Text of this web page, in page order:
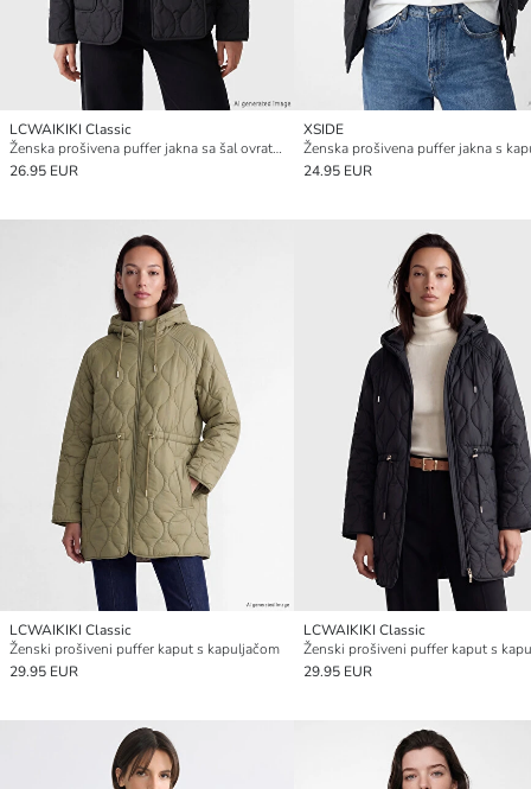
LCWAIKIKI Classic
Ženska prošivena puffer jakna sa šal ovratnikom
26.95 EUR
XSIDE
Ženska prošivena puffer jakna s
24.95 EUR
LCWAIKIKI Classic
Ženski prošiveni puffer kaput s kapuljačom
29.95 EUR
LCWAIKIKI Classic
Ženski prošiveni puffer kaput s
29.95 EUR